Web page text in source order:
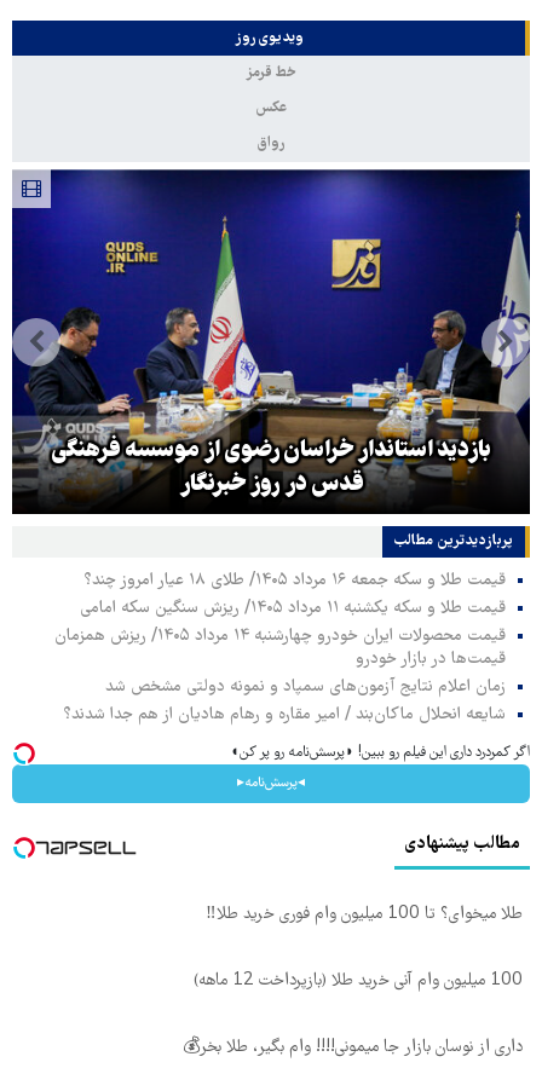
ویدیوی روز
خط قرمز
عکس
رواق
بازدید استاندار خراسان رضوی از موسسه فرهنگی
قدس در روز خبرنگار
پربازدیدترین‌ مطالب
قیمت طلا و سکه جمعه ۱۶ مرداد ۱۴۰۵/ طلای ۱۸ عیار امروز چند؟
قیمت طلا و سکه یکشنبه ۱۱ مرداد ۱۴۰۵/ ریزش سنگین سکه امامی
قیمت محصولات ایران خودرو چهارشنبه ۱۴ مرداد ۱۴۰۵/ ریزش همزمان
قیمت‌ها در بازار خودرو
زمان اعلام نتایج آزمون‌های سمپاد و نمونه دولتی مشخص شد
شایعه انحلال ماکان‌بند / امیر مقاره و رهام هادیان از هم جدا شدند؟
اگر کمردرد داری این فیلم رو ببین! ◗پرسش‌نامه رو پر کن◖
◂پرسش‌نامه▸
مطالب پیشنهادی
طلا میخوای؟ تا 100 میلیون وام فوری خرید طلا‼️
100 میلیون وام آنی خرید طلا (بازپرداخت 12 ماهه)
داری از نوسان بازار جا میمونی!!!! وام بگیر، طلا بخر💰